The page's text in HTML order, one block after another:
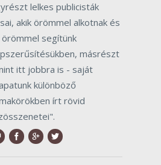
lelkes publicisták
akik örömmel alkotnak és
örömmel segítünk
másrészt
itt jobbra is - saját
különböző
írt rövid